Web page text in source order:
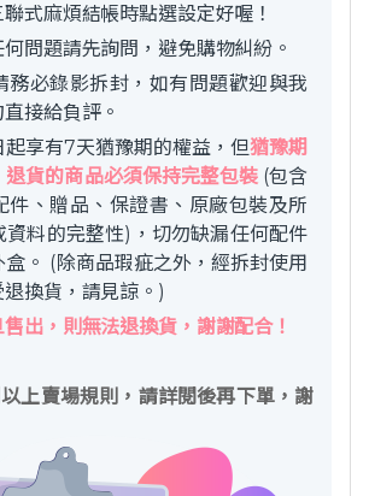
式麻煩結帳時點選設定好喔！
問題請先詢問，避免購物糾紛。
務必錄影拆封，如有問題歡迎與我
接給負評。
起享有7天猶豫期的權益，但猶豫期
退貨的商品必須保持完整包裝(包含
件、贈品、保證書、原廠包裝及所
資料的完整性)，切勿缺漏任何配件
盒。 (除商品瑕疵之外，經拆封使用
換貨，請見諒。)
出，則無法退換貨，謝謝配合！
上賣場規則，請詳閱後再下單，謝